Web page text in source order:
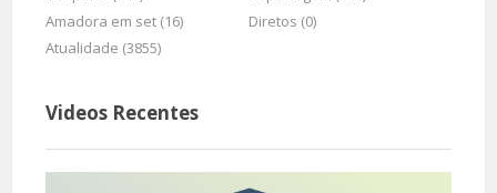
Amadora em set (16)
Diretos (0)
Atualidade (3855)
Videos Recentes